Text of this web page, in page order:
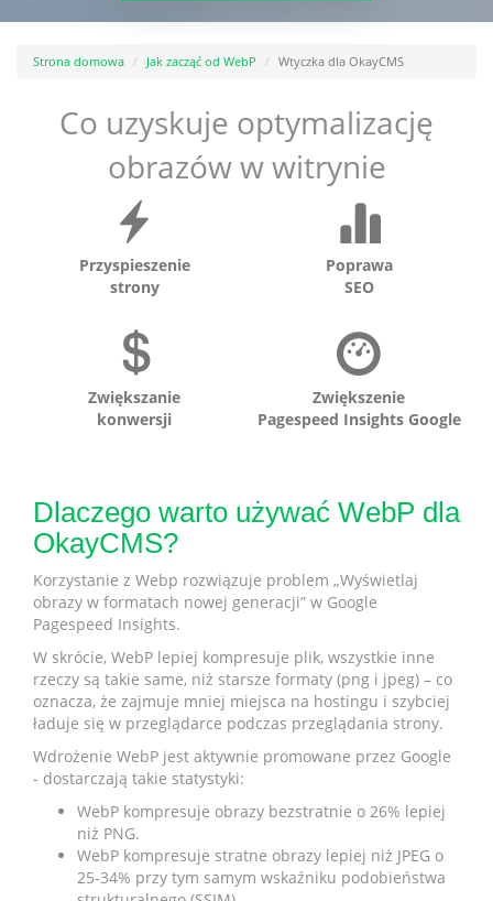
Strona domowa Jak zacząć od WebP Wtyczka dla OkayCMS
Co uzyskuje optymalizację
obrazów w witrynie
Przyspieszenie
strony
Poprawa
SEO
Zwiększanie
konwersji
Zwiększenie
Pagespeed Insights Google
Dlaczego warto używać WebP dla
OkayCMS?
Korzystanie z Webp rozwiązuje problem „Wyświetlaj
obrazy w formatach nowej generacji” w Google
Pagespeed Insights.
W skrócie, WebP lepiej kompresuje plik, wszystkie inne
rzeczy są takie same, niż starsze formaty (png i jpeg) – co
oznacza, że zajmuje mniej miejsca na hostingu i szybciej
ładuje się w przeglądarce podczas przeglądania strony.
Wdrożenie WebP jest aktywnie promowane przez Google
- dostarczają takie statystyki:
WebP kompresuje obrazy bezstratnie o 26% lepiej
niż PNG.
WebP kompresuje stratne obrazy lepiej niż JPEG o
25-34% przy tym samym wskaźniku podobieństwa